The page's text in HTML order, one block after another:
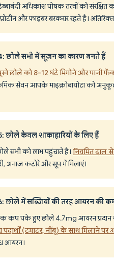
अधिकांश पोषक तत्वों को
और फाइबर बरकरार रहते हैं।
छोले सभी में सूजन का कारण बनते हैं
छोले को 8-12 घंटे भिगोने और पानी
सेवन आपके माइक्रोबायोटा को
छोले केवल शाकाहारियों के लिए हैं
सभी को लाभ पहुंचाते हैं। नियमित दाल
अनाज कटोरे और सूप में मिलाएं।
छोले में सब्जियों की तरह आयरन की
कप पके हुए छोले 4.7mg आयरन प्रदान
पदार्थों (टमाटर, नींबू) के साथ मिलाने
आयरन।